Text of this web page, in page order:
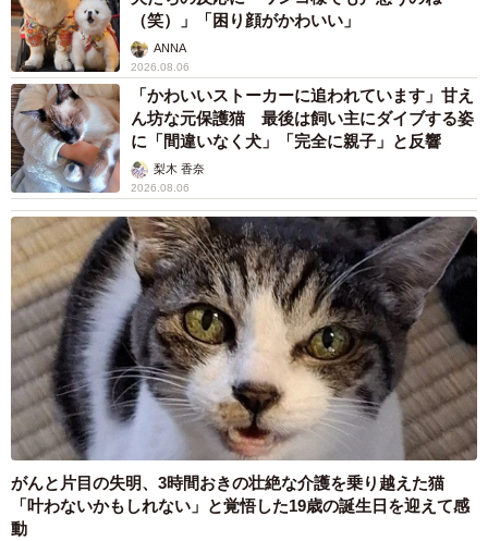
（笑）」「困り顔がかわいい」
ANNA
2026.08.06
「かわいいストーカーに追われています」甘え
ん坊な元保護猫 最後は飼い主にダイブする姿
に「間違いなく犬」「完全に親子」と反響
梨木 香奈
2026.08.06
がんと片目の失明、3時間おきの壮絶な介護を乗り越えた猫
「叶わないかもしれない」と覚悟した19歳の誕生日を迎えて感
動